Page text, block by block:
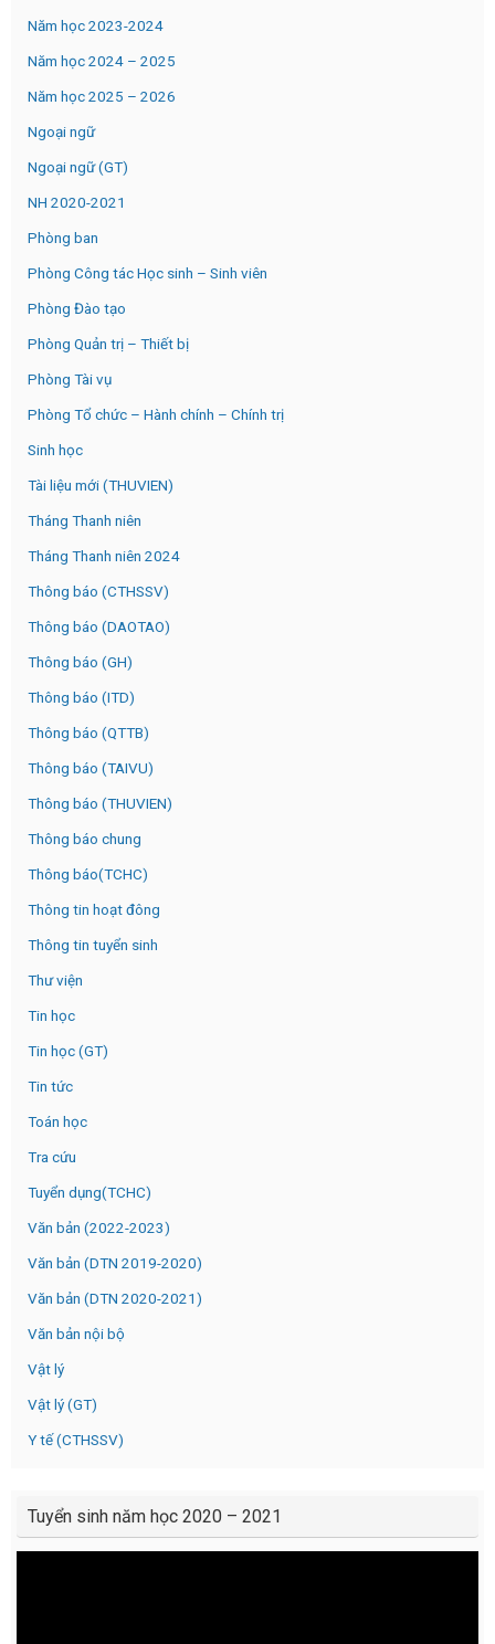
Năm học 2023-2024
Năm học 2024 – 2025
Năm học 2025 – 2026
Ngoại ngữ
Ngoại ngữ (GT)
NH 2020-2021
Phòng ban
Phòng Công tác Học sinh – Sinh viên
Phòng Đào tạo
Phòng Quản trị – Thiết bị
Phòng Tài vụ
Phòng Tổ chức – Hành chính – Chính trị
Sinh học
Tài liệu mới (THUVIEN)
Tháng Thanh niên
Tháng Thanh niên 2024
Thông báo (CTHSSV)
Thông báo (DAOTAO)
Thông báo (GH)
Thông báo (ITD)
Thông báo (QTTB)
Thông báo (TAIVU)
Thông báo (THUVIEN)
Thông báo chung
Thông báo(TCHC)
Thông tin hoạt đông
Thông tin tuyển sinh
Thư viện
Tin học
Tin học (GT)
Tin tức
Toán học
Tra cứu
Tuyển dụng(TCHC)
Văn bản (2022-2023)
Văn bản (DTN 2019-2020)
Văn bản (DTN 2020-2021)
Văn bản nội bộ
Vật lý
Vật lý (GT)
Y tế (CTHSSV)
Tuyển sinh năm học 2020 – 2021